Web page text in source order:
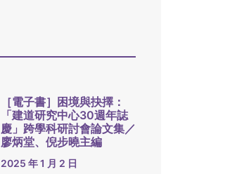
［電子書］困境與抉擇：
「建道研究中心30週年誌
慶」跨學科研討會論文集／
廖炳堂、倪步曉主編
2025 年 1 月 2 日